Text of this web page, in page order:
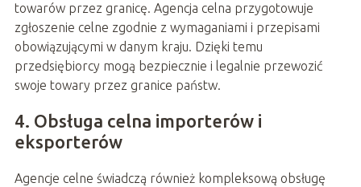
towarów przez granicę. Agencja celna przygotowuje
zgłoszenie celne zgodnie z wymaganiami i przepisami
obowiązującymi w danym kraju. Dzięki temu
przedsiębiorcy mogą bezpiecznie i legalnie przewozić
swoje towary przez granice państw.
4. Obsługa celna importerów i
eksporterów
Agencje celne świadczą również kompleksową obsługę